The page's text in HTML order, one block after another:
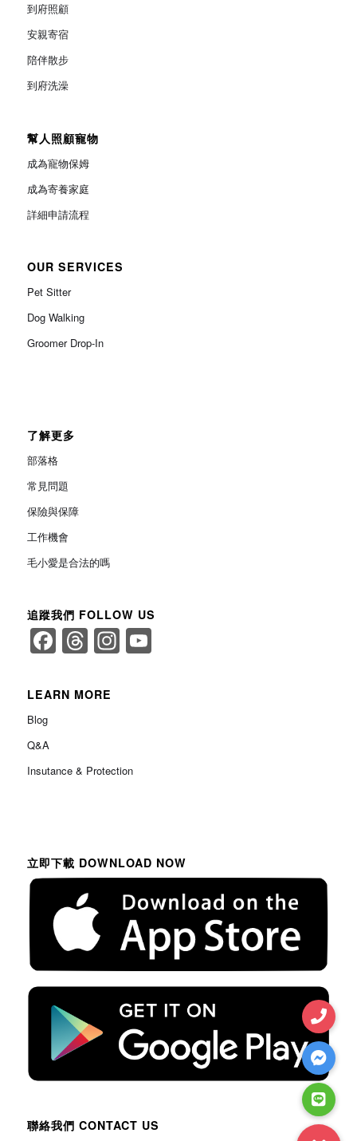
到府照顧
安親寄宿
陪伴散步
到府洗澡
幫人照顧寵物
成為寵物保姆
成為寄養家庭
詳細申請流程
OUR SERVICES
Pet Sitter
Dog Walking
Groomer Drop-In
了解更多
部落格
常見問題
保險與保障
工作機會
毛小愛是合法的嗎
追蹤我們 FOLLOW US
Facebook
Threads
Instagram
YouTube
LEARN MORE
Blog
Q&A
Insutance & Protection
立即下載 DOWNLOAD NOW
聯絡我們 CONTACT US